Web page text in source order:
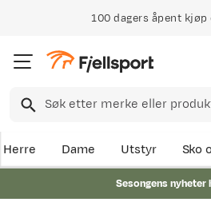
100 dagers åpent
Herre Dame Utstyr Sko
Sesongens nyheter